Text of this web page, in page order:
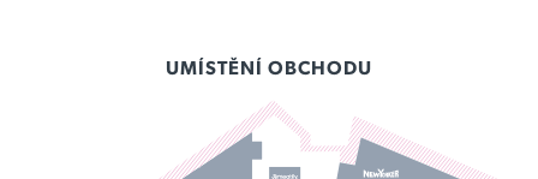
UMÍSTĚNÍ OBCHODU